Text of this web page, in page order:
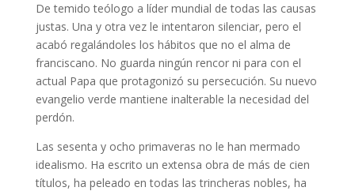
De temido teólogo a líder mundial de todas las causas
justas. Una y otra vez le intentaron silenciar, pero el
acabó regalándoles los hábitos que no el alma de
franciscano. No guarda ningún rencor ni para con el
actual Papa que protagonizó su persecución. Su nuevo
evangelio verde mantiene inalterable la necesidad del
perdón.
Las sesenta y ocho primaveras no le han mermado
idealismo. Ha escrito un extensa obra de más de cien
títulos, ha peleado en todas las trincheras nobles, ha